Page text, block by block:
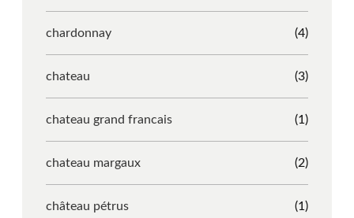
chardonnay (4)
chateau (3)
chateau grand francais (1)
chateau margaux (2)
château pétrus (1)